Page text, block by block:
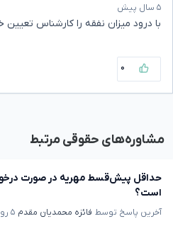
۵ سال پیش
با درود میزان نفقه را کارشناس تعیین
۰
مشاوره‌های حقوقی مرتبط
حداقل پیش‌قسط مهریه در صورت
است؟
آخرین پاسخ توسط فائزه محمدیان مقدم ۵ روز پیش